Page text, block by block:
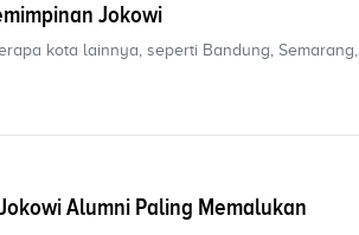
Jokowi
kota lainnya, seperti Bandung, Semarang,
Alumni Paling Memalukan